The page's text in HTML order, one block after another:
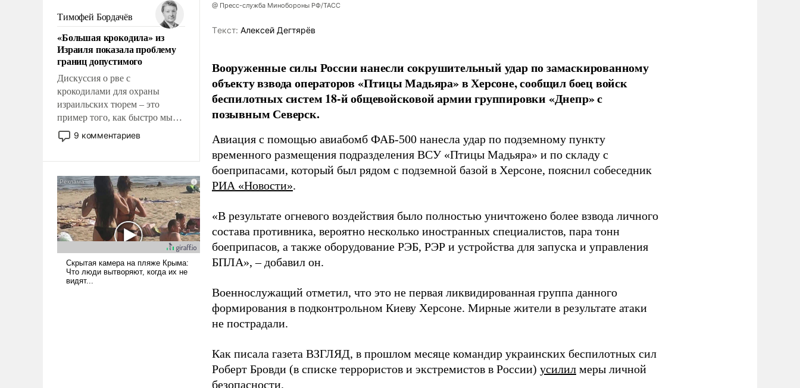
налогоплательщиков и где
Еревану за свои поступки не
нужно отвечать.
Тимофей Бордачёв
«Большая крокодила» из
Израиля показала проблему
границ допустимого
Дискуссия о рве с
крокодилами для охраны
израильских тюрем – это
пример того, как быстро мы
двигаемся по пути
революционных изменений.
псевдонаучной фантастики,
стало всерьез обсуждаемой
идеей.
9 комментариев
@ Пресс-служба Минобороны РФ/ТАСС
Tекст: Алексей Дегтярёв
Вооруженные силы России нанесли сокрушительный удар по замаскированному
объекту взвода операторов «Птицы Мадьяра» в Херсоне, сообщил боец войск
беспилотных систем 18-й общевойсковой армии группировки «Днепр» с
позывным Северск.
Авиация с помощью авиабомб ФАБ-500 нанесла удар по подземному пункту
временного размещения подразделения ВСУ «Птицы Мадьяра» и по складу с
боеприпасами, который был рядом с подземной базой в Херсоне, пояснил собеседник
РИА «Новости».
«В результате огневого воздействия было полностью уничтожено более взвода личного
состава противника, вероятно несколько иностранных специалистов, пара тонн
боеприпасов, а также оборудование РЭБ, РЭР и устройства для запуска и управления
БПЛА», – добавил он.
Военнослужащий отметил, что это не первая ликвидированная группа данного
формирования в подконтрольном Киеву Херсоне. Мирные жители в результате атаки
не пострадали.
Как писала газета ВЗГЛЯД, в прошлом месяце командир украинских беспилотных сил
Роберт Бровди (в списке террористов и экстремистов в России) усилил меры личной
безопасности.